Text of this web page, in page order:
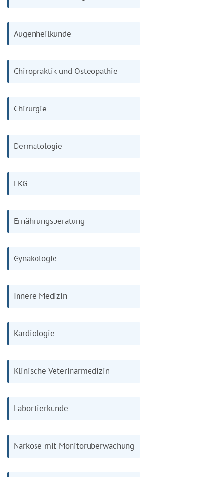
Augenheilkunde
Chiropraktik und Osteopathie
Chirurgie
Dermatologie
EKG
Ernährungsberatung
Gynäkologie
Innere Medizin
Kardiologie
Klinische Veterinärmedizin
Labortierkunde
Narkose mit Monitorüberwachung